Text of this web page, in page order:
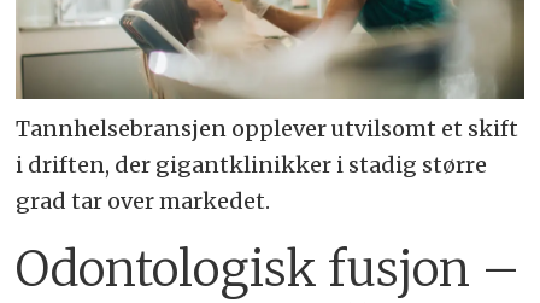
Tannhelsebransjen opplever utvilsomt et skift
i driften, der gigantklinikker i stadig større
grad tar over markedet.
Odontologisk fusjon –